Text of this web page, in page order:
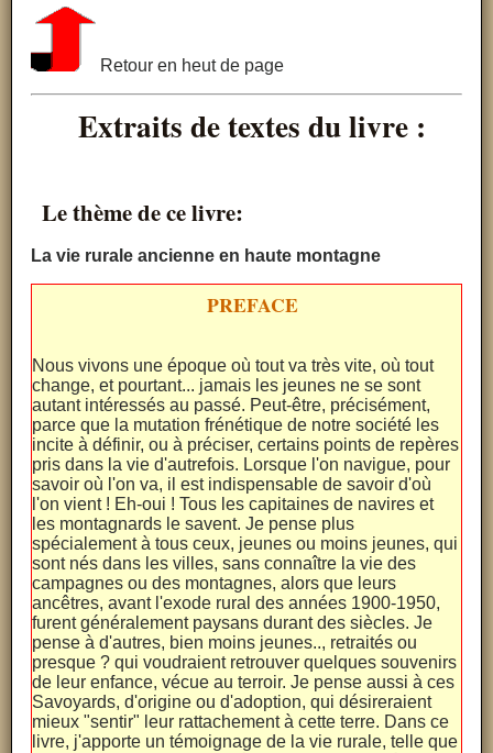
Retour en heut de page
Extraits de textes du livre :
Le thème de ce livre:
La vie rurale ancienne en haute montagne
PREFACE
Nous vivons une époque où tout va très vite, où tout
change, et pourtant... jamais les jeunes ne se sont
autant intéressés au passé. Peut-être, précisément,
parce que la mutation frénétique de notre société les
incite à définir, ou à préciser, certains points de repères
pris dans la vie d'autrefois. Lorsque l'on navigue, pour
savoir où l'on va, il est indispensable de savoir d'où
l'on vient ! Eh-oui ! Tous les capitaines de navires et
les montagnards le savent. Je pense plus
spécialement à tous ceux, jeunes ou moins jeunes, qui
sont nés dans les villes, sans connaître la vie des
campagnes ou des montagnes, alors que leurs
ancêtres, avant l'exode rural des années 1900-1950,
furent généralement paysans durant des siècles. Je
pense à d'autres, bien moins jeunes.., retraités ou
presque ? qui voudraient retrouver quelques souvenirs
de leur enfance, vécue au terroir. Je pense aussi à ces
Savoyards, d'origine ou d'adoption, qui désireraient
mieux "sentir" leur rattachement à cette terre. Dans ce
livre, j'apporte un témoignage de la vie rurale, telle que